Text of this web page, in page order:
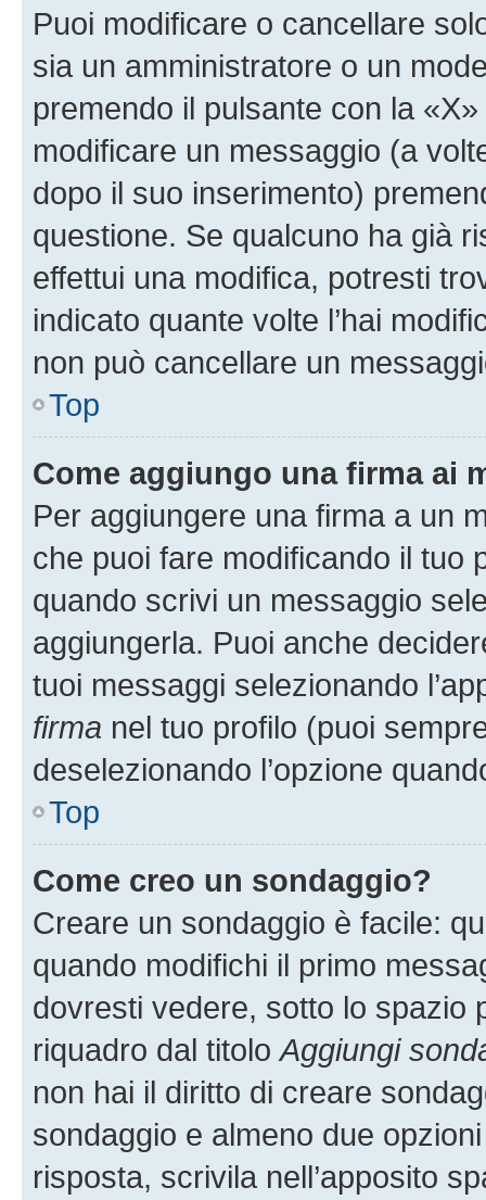
Puoi modificare o cancellare
sia un amministratore o un
premendo il pulsante con la
modificare un messaggio (a
dopo il suo inserimento)
questione. Se qualcuno ha già
effettui una modifica, potresti
indicato quante volte l’hai
non può cancellare un
Top
Come aggiungo una firma ai
Per aggiungere una firma a un
che puoi fare modificando il tuo
quando scrivi un messaggio
aggiungerla. Puoi anche
tuoi messaggi selezionando
firma nel tuo profilo (puoi
deselezionando l’opzione
Top
Come creo un sondaggio?
Creare un sondaggio è facile:
quando modifichi il primo
dovresti vedere, sotto lo spazio
riquadro dal titoloAggiungi
non hai il diritto di creare
sondaggio e almeno due
risposta, scrivila nell’apposito